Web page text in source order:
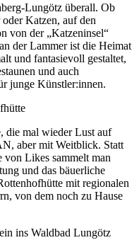
Lungötz überall. Ob
Katzen, auf den
von der „Katzeninsel“
der Lammer ist die Heimat
und fantasievoll gestaltet,
und auch
junge Künstler:innen.
die mal wieder Lust auf
aber mit Weitblick. Statt
Likes sammelt man
und das bäuerliche
mit regionalen
von dem noch zu Hause
ins Waldbad Lungötz